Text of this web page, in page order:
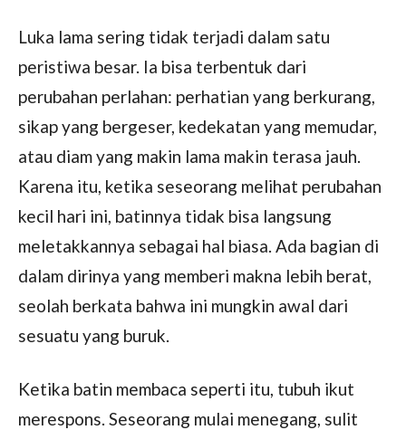
Luka lama sering tidak terjadi dalam satu
peristiwa besar. Ia bisa terbentuk dari
perubahan perlahan: perhatian yang berkurang,
sikap yang bergeser, kedekatan yang memudar,
atau diam yang makin lama makin terasa jauh.
Karena itu, ketika seseorang melihat perubahan
kecil hari ini, batinnya tidak bisa langsung
meletakkannya sebagai hal biasa. Ada bagian di
dalam dirinya yang memberi makna lebih berat,
seolah berkata bahwa ini mungkin awal dari
sesuatu yang buruk.
Ketika batin membaca seperti itu, tubuh ikut
merespons. Seseorang mulai menegang, sulit